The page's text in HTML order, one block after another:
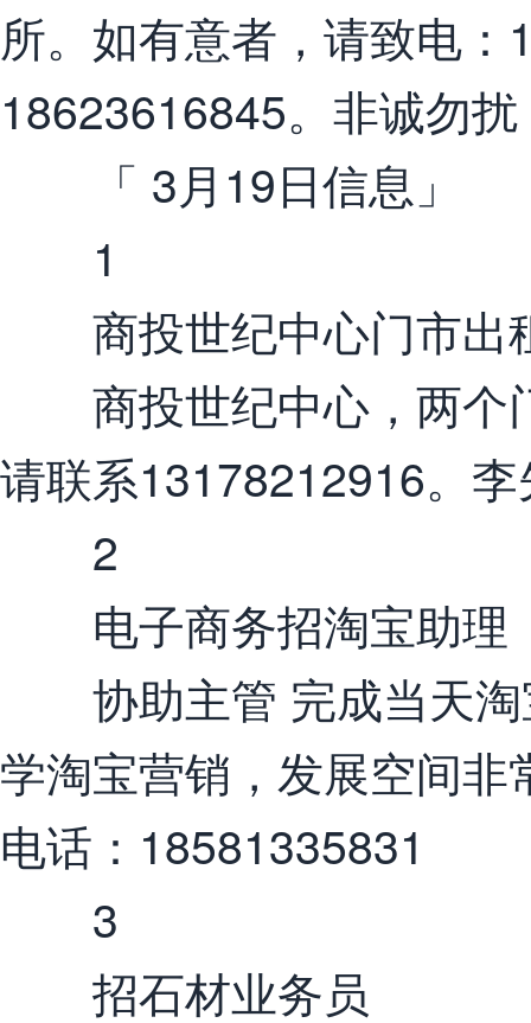
所。如有意者，请致电
18623616845。非诚勿
「 3月19日信息」
1
商投世纪中心门市出
商投世纪中心，两个
请联系13178212916。
2
电子商务招淘宝助理
协助主管 完成当天淘
学淘宝营销，发展空间
电话：18581335831
3
招石材业务员